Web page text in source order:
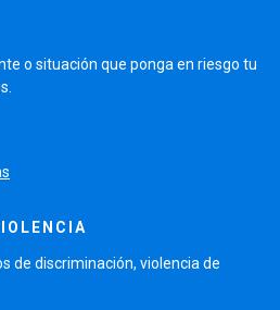
o situación que ponga en riesgo tu
de discriminación, violencia de